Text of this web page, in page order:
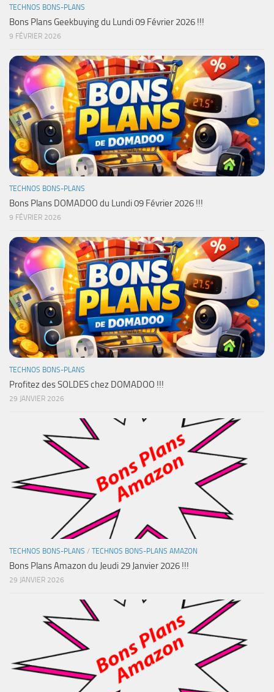
TECHNOS BONS-PLANS
Bons Plans Geekbuying du Lundi 09 Février 2026 !!!
9 FÉVRIER 2026
TECHNOS BONS-PLANS
Bons Plans DOMADOO du Lundi 09 Février 2026 !!!
9 FÉVRIER 2026
TECHNOS BONS-PLANS
Profitez des SOLDES chez DOMADOO !!!
29 JANVIER 2026
TECHNOS BONS-PLANS / TECHNOS BONS-PLANS AMAZON
Bons Plans Amazon du Jeudi 29 Janvier 2026 !!!
29 JANVIER 2026